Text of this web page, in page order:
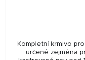
Kompletní krmivo pro
určené zejména